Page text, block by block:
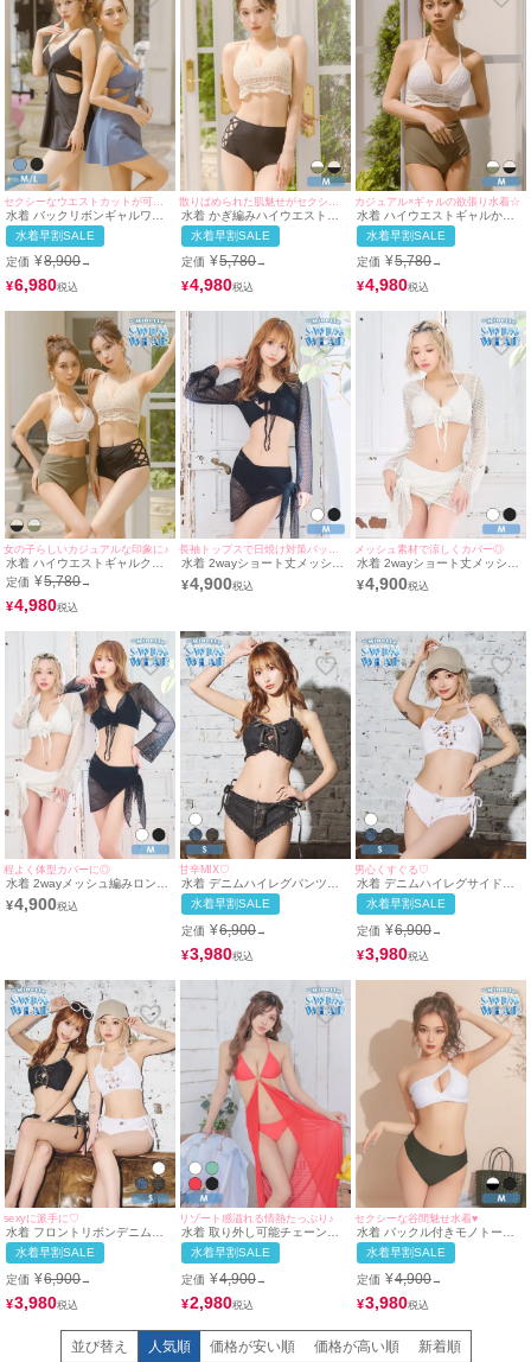
水着 バックリボンギャルワン
ピースビキニ
水着早割SALE
定価 ¥8,900→
¥6,980
水着 かぎ編みハイウエストサ
イドクロスホルターネックビキ
ニ水着早割SALE
定価 ¥5,780→
¥4,980
カジュアル×ギャルの欲張り水着☆
水着 ハイウエストギャルかぎ
編みホルターネックビキニ
水着早割SALE
定価 ¥5,780→
¥4,980
女の子らしいカジュアルな印象に♪
水着 ハイウエストギャルクロ
シェホルターネックビキニ
定価 ¥5,780→
¥4,980
水着 2wayショート丈メッシュ
編みボレロ＆パレオ付き体型カ
バーセットアップホルターネッ
¥4,900
メッシュ素材で涼しくカバー◎
水着 2wayショート丈メッシュ
編み長袖トップス＆ミニパレオ
付き体型カバーセットアップホ
¥4,900
程よく体型カバーに◎
水着 2wayメッシュ編みロング
スリーブ＆ミニパレオ付き体型
カバーセットアップホルターネ
¥4,900
甘辛MIX♡
水着 デニムハイレグパンツ紐
リボンバンドゥホルターネック
ビキニ
水着早割SALE
定価 ¥6,900→
¥3,980
男心くすぐる♡
水着 デニムハイレグサイドリ
ボンパンツバンドゥホルターネ
ックビキニ
水着早割SALE
定価 ¥6,900→
¥3,980
sexyに派手に♡
水着 フロントリボンデニムレ
ースアップバンドゥホルターネ
ックビキニ
水着早割SALE
定価 ¥6,900→
¥3,980
リゾート感溢れる情熱たっぷり♪
水着 取り外し可能チェーン付
きパレオステックホルタービキ
ニ水着早割SALE
定価 ¥4,900→
¥2,980
セクシーな谷間魅せ水着♥
水着 バックル付きモノトーン
ワンショルダークロスバンドゥ
ビキニ
水着早割SALE
定価 ¥4,900→
¥3,980
並び替え 人気順 価格が安い順 価格が高い順 新着順